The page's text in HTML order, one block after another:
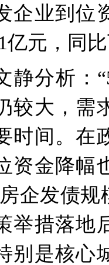
业到位
亿元，同
分析：
较大，需
时间。在
资金降幅
企发债
举措落地
别是核心